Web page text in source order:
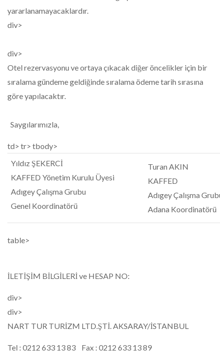
yararlanamayacaklardır.
div>
div>
Otel rezervasyonu ve ortaya çıkacak diğer öncelikler için bir
sıralama gündeme geldiğinde sıralama ödeme tarih sırasına
göre yapılacaktır.
Saygılarımızla,
td> tr> tbody>
Yıldız ŞEKERCİ
KAFFED Yönetim Kurulu Üyesi
Adıgey Çalışma Grubu
Genel Koordinatörü
Turan AKIN
KAFFED
Adıgey Çalışma
Adana Koordinatörü
table>
İLETİŞİM BİLGİLERİ ve HESAP NO:
div>
div>
NART TUR TURİZM LTD.ŞTİ. AKSARAY/İSTANBUL
Tel : 0212 633 13 83 Fax : 0212 633 13 89